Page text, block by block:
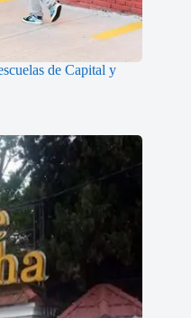
de Capital y